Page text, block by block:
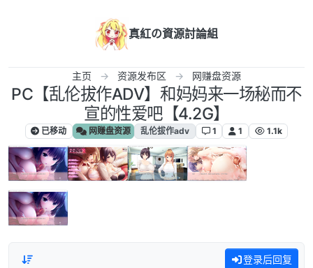
真紅の資源討論組
主页 资源发布区 网赚盘资源
PC【乱伦拔作ADV】和妈妈来一场秘而不
宣的性爱吧【4.2G】
已移动 网赚盘资源 乱伦拔作adv 1 1 1.1k
登录后回复